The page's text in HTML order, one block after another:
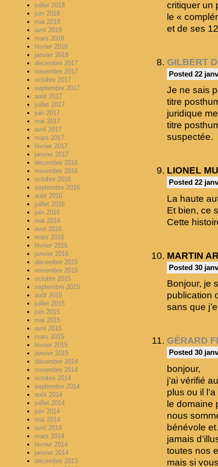
critiquer un
le «
et de ses
GILBERT
Posted 22
Je ne sais
titre
juridique
titre
suspectée.
LIONEL
Posted 22
La haute
Et bien, ce
Cette
MARTIN
Posted 30
Bonjour, je
publication
sans que
GÉRARD
Posted 30
bonjour,
j’ai vérifié
plus ou il
le domaine
nous
bénévole
jamais
toutes nos
mais si
juillet 2018
juin 2018
mai 2018
avril 2018
mars 2018
février 2018
janvier 2018
décembre 2017
novembre 2017
octobre 2017
septembre 2017
août 2017
juillet 2017
juin 2017
mai 2017
avril 2017
mars 2017
février 2017
janvier 2017
décembre 2016
novembre 2016
octobre 2016
septembre 2016
août 2016
juillet 2016
juin 2016
mai 2016
avril 2016
mars 2016
février 2016
janvier 2016
décembre 2015
novembre 2015
octobre 2015
septembre 2015
août 2015
juillet 2015
juin 2015
mai 2015
avril 2015
mars 2015
février 2015
janvier 2015
décembre 2014
novembre 2014
octobre 2014
septembre 2014
août 2014
juillet 2014
juin 2014
mai 2014
avril 2014
mars 2014
février 2014
janvier 2014
décembre 2013